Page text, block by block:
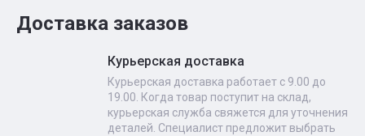
Доставка заказов
Курьерская доставка
Курьерская доставка работает с 9.00 до
19.00. Когда товар поступит на склад,
курьерская служба свяжется для уточнения
деталей. Специалист предложит выбрать